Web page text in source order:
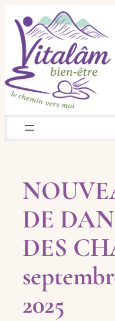
contenu
DE
DES
2025